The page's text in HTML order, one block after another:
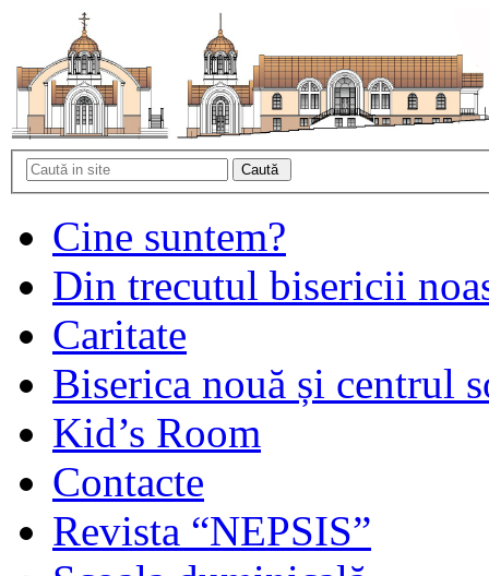
Cine suntem?
Din trecutul bisericii
Caritate
Biserica nouă și centrul
Kid’s Room
Contacte
Revista “NEPSIS”